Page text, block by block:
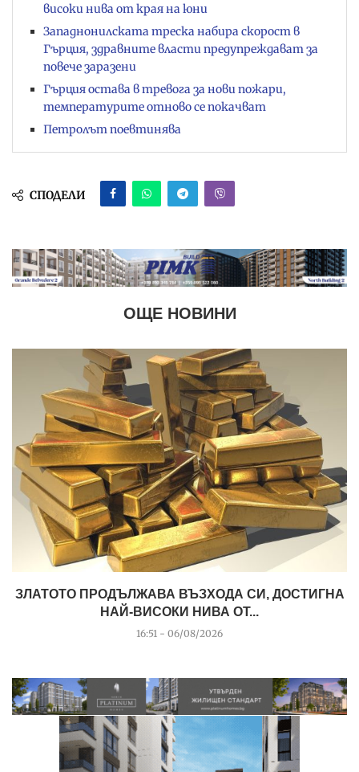
високи нива от края на юни
Западнонилската треска набира скорост в
Гърция, здравните власти предупреждават за
повече заразени
Гърция остава в тревога за нови пожари,
температурите отново се покачват
Петролът поевтинява
СПОДЕЛИ
ОЩЕ НОВИНИ
ЗЛАТОТО ПРОДЪЛЖАВА ВЪЗХОДА СИ, ДОСТИГНА
НАЙ-ВИСОКИ НИВА ОТ...
16:51 - 06/08/2026